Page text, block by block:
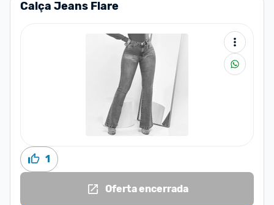
Calça Jeans Flare
1
Oferta encerrada